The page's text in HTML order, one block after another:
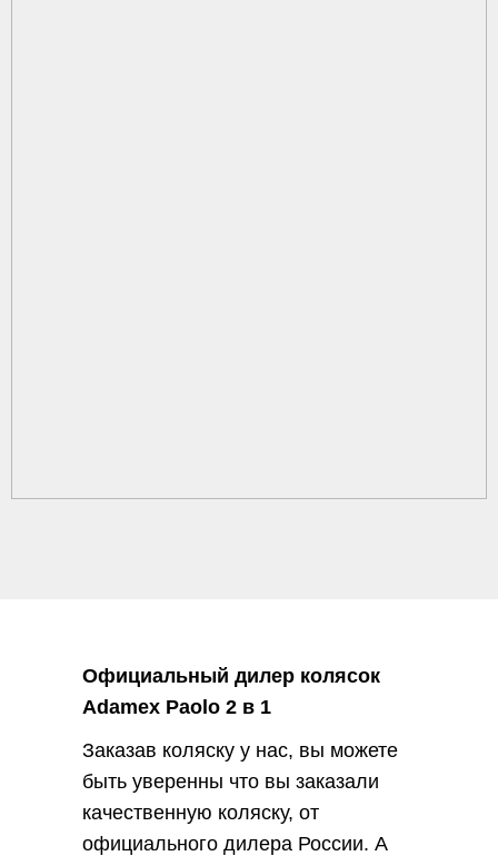
Официальный дилер колясок
Adamex Paolo 2 в 1
Заказав коляску у нас, вы можете
быть уверенны что вы заказали
качественную коляску, от
официального дилера России. А